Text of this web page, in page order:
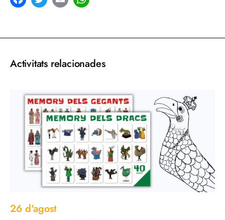
Activitats relacionades
26 d'agost